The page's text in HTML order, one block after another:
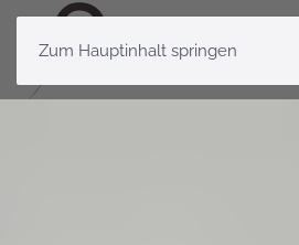
Zum Hauptinhalt springen